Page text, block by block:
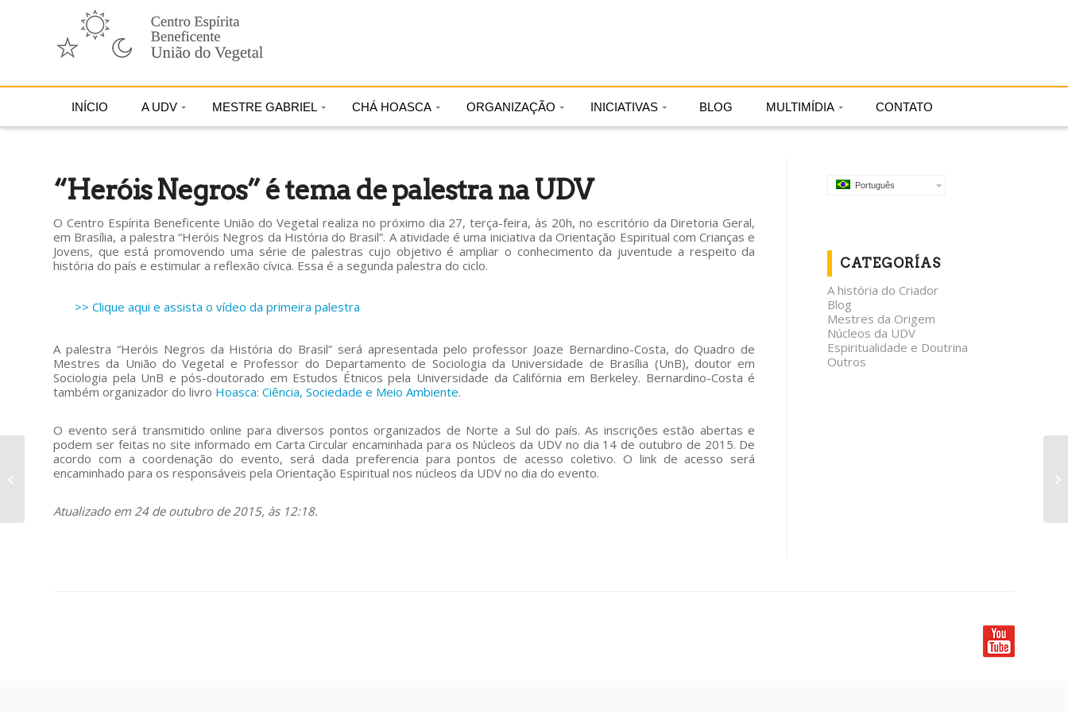
INÍCIO A UDV MESTRE GABRIEL CHÁ HOASCA ORGANIZAÇÃO INICIATIVAS BLOG MULTIMÍDIA CONTATO
“Heróis Negros” é tema de palestra na UDV
O Centro Espírita Beneficente União do Vegetal realiza no próximo dia 27, terça-feira, às 20h, no escritório da Diretoria Geral,
em Brasília, a palestra “Heróis Negros da História do Brasil”. A atividade é uma iniciativa da Orientação Espiritual com Crianças e
Jovens, que está promovendo uma série de palestras cujo objetivo é ampliar o conhecimento da juventude a respeito da
história do país e estimular a reflexão cívica. Essa é a segunda palestra do ciclo.
>> Clique aqui e assista o vídeo da primeira palestra
A palestra “Heróis Negros da História do Brasil” será apresentada pelo professor Joaze Bernardino-Costa, do Quadro de
Mestres da União do Vegetal e Professor do Departamento de Sociologia da Universidade de Brasília (UnB), doutor em
Sociologia pela UnB e pós-doutorado em Estudos Étnicos pela Universidade da Califórnia em Berkeley. Bernardino-Costa é
também organizador do livro Hoasca: Ciência, Sociedade e Meio Ambiente.
O evento será transmitido online para diversos pontos organizados de Norte a Sul do país. As inscrições estão abertas e
podem ser feitas no site informado em Carta Circular encaminhada para os Núcleos da UDV no dia 14 de outubro de 2015. De
acordo com a coordenação do evento, será dada preferencia para pontos de acesso coletivo. O link de acesso será
encaminhado para os responsáveis pela Orientação Espiritual nos núcleos da UDV no dia do evento.
Atualizado em 24 de outubro de 2015, às 12:18.
Português
CATEGORÍAS
A história do Criador
Blog
Mestres da Origem
Núcleos da UDV
Espiritualidade e Doutrina
Outros
Mestre Antônio
Gabriel, um homem de